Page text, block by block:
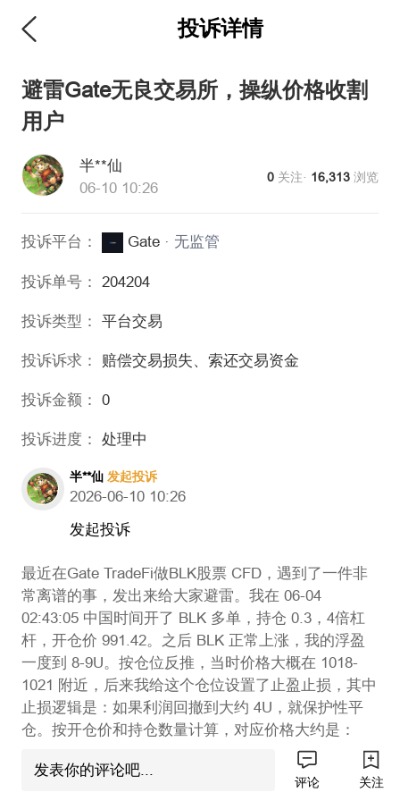
投诉详情
避雷Gate无良交易所，操纵价格收割
用户
半**仙
06-10 10:26
0 关注· 16,313 浏览
投诉平台： Gate· 无监管
投诉单号： 204204
投诉类型： 平台交易
投诉诉求： 赔偿交易损失、索还交易资金
投诉金额： 0
投诉进度： 处理中
半**仙 发起投诉
2026-06-10 10:26
发起投诉
最近在Gate TradeFi做BLK股票 CFD，遇到了一件非
常离谱的事，发出来给大家避雷。我在 06-04
02:43:05 中国时间开了 BLK 多单，持仓 0.3，4倍杠
杆，开仓价 991.42。之后 BLK 正常上涨，我的浮盈
一度到 8-9U。按仓位反推，当时价格大概在 1018-
1021 附近，后来我给这个仓位设置了止盈止损，其中
止损逻辑是：如果利润回撤到大约 4U，就保护性平
仓。按开仓价和持仓数量计算，对应价格大约是：
991.42 + 4 / 0.3 = 1004.75。但在 06-05 01:44 中国时
间，Gate 的 BLK 1分钟K线突然出现一根很夸张的下
发表你的评论吧...
评论 关注